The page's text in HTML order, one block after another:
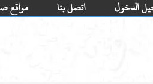
مواقع اتصل بنا الدخول